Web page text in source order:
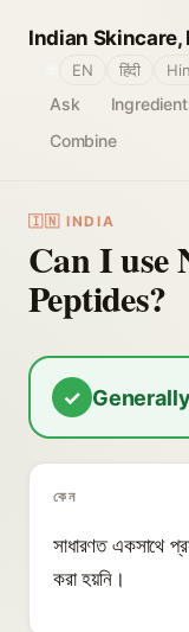
Indian Skincare,
Ask
Combine
EN हिंदी
🇮🇳 INDIA
Can I use
Peptides?
✓
কেন
সাধারণত একসাথে
করা হয়নি।